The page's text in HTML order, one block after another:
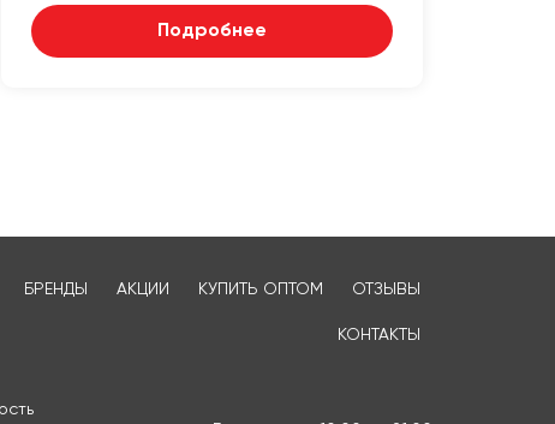
Подробнее
БРЕНДЫ АКЦИИ КУПИТЬ ОПТОМ ОТЗЫВЫ
КОНТАКТЫ